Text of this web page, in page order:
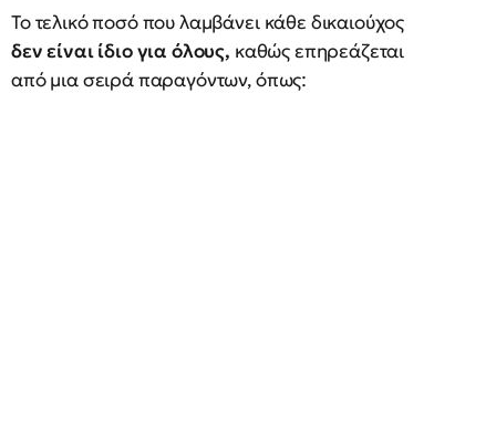
Το τελικό ποσό που λαμβάνει κάθε δικαιούχος
δεν είναι ίδιο για όλους, καθώς επηρεάζεται
από μια σειρά παραγόντων, όπως: